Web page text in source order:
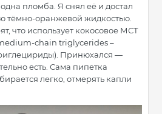
пломба. Я снял её и достал
тёмно-оранжевой жидкостью.
что использует кокосовое МСТ
medium-chain triglycerides –
Принюхался —
есть. Сама пипетка
легко, отмерять капли